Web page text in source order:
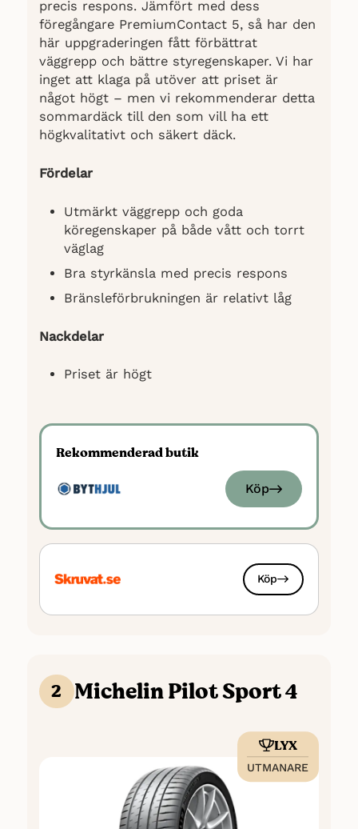
precis respons. Jämfört med dess
föregångare PremiumContact 5, så har den
här uppgraderingen fått förbättrat
väggrepp och bättre styregenskaper. Vi har
inget att klaga på utöver att priset är
något högt – men vi rekommenderar detta
sommardäck till den som vill ha ett
högkvalitativt och säkert däck.
Fördelar
Utmärkt väggrepp och goda
köregenskaper på både vått och torrt
väglag
Bra styrkänsla med precis respons
Bränsleförbrukningen är relativt låg
Nackdelar
Priset är högt
Rekommenderad butik
Köp
Köp
2 Michelin Pilot Sport 4
LYX
UTMANARE